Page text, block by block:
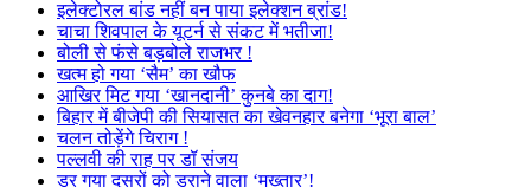
इलेक्टोरल बांड नहीं बन पाया इलेक्शन ब्रांड!
चाचा शिवपाल के यूटर्न से संकट में भतीजा!
बोली से फंसे बड़बोले राजभर !
खत्म हो गया ‘सैम’ का खौफ
आखिर मिट गया ‘खानदानी’ कुनबे का दाग!
बिहार में बीजेपी की सियासत का खेवनहार बनेगा ‘भूरा बाल’
चलन तोड़ेंगे चिराग !
पल्लवी की राह पर डॉ संजय
डर गया दूसरों को डराने वाला ‘मुख्तार’!